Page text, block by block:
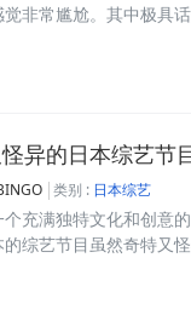
非常尴尬。其中极具
异的日本综艺节
类别 : 日本综艺
个充满独特文化和创意
的综艺节目虽然奇特又